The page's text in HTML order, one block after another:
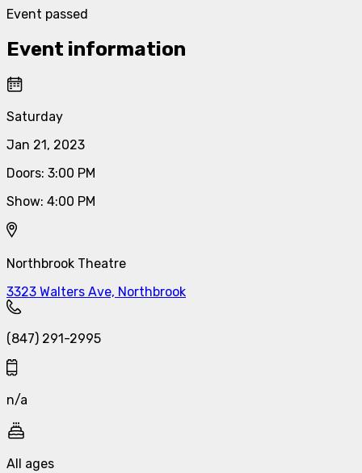
Event passed
Event information
Saturday
Jan 21, 2023
Doors: 3:00 PM
Show: 4:00 PM
Northbrook Theatre
3323 Walters Ave, Northbrook
(847) 291-2995
n/a
All ages